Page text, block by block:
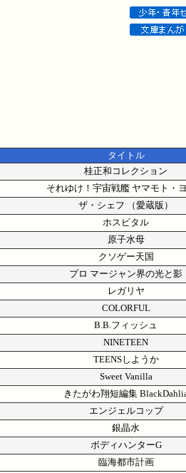
タイトル
桂正和コレクション
それゆけ！宇宙戦艦 ヤマモト・
ザ・シェフ （愛蔵版）
ホスピタル
原子水母
クソゲー天国
プロ マージャン界の光と影
レガリヤ
COLORFUL
B.B.フィッシュ
NINETEEN
TEENSしようか
Sweet Vanilla
きたがわ翔短編集
エンジェルコップ
銀晶水
ボディハンターG
臨海都市計画